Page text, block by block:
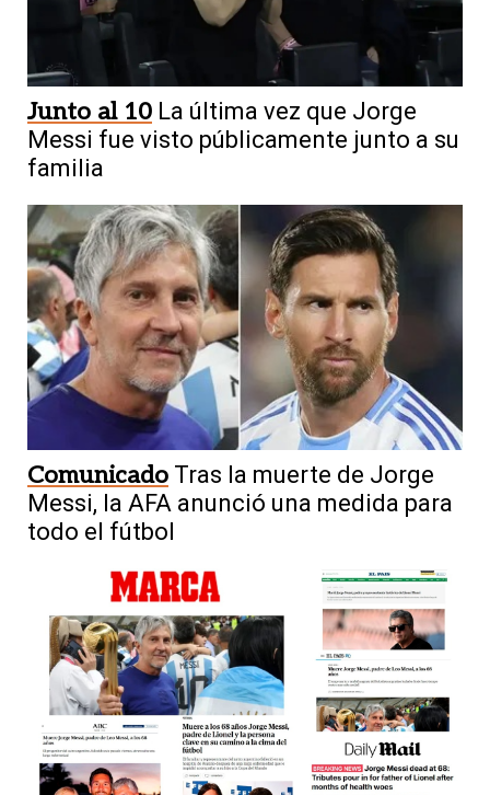
Junto al 10 La última vez que Jorge
Messi fue visto públicamente junto a su
familia
Comunicado Tras la muerte de Jorge
Messi, la AFA anunció una medida para
todo el fútbol